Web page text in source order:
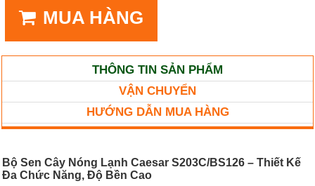
MUA HÀNG
THÔNG TIN SẢN PHẨM
VẬN CHUYỂN
HƯỚNG DẪN MUA HÀNG
Bộ Sen Cây Nóng Lạnh Caesar S203C/BS126 – Thiết Kế
Đa Chức Năng, Độ Bền Cao